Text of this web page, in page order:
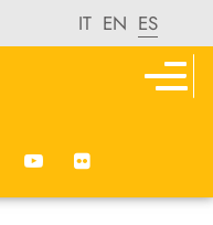
IT EN ES